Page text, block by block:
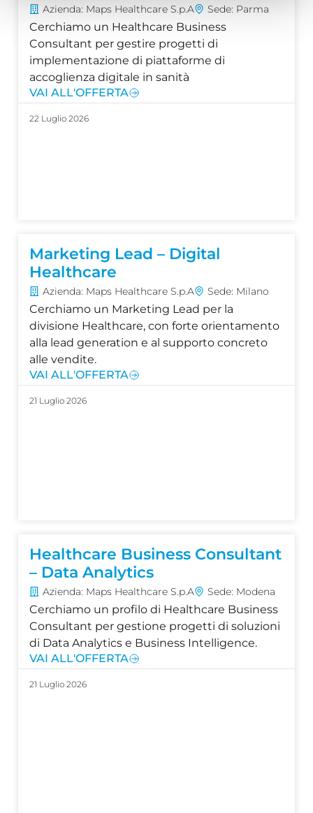
Azienda: Maps Healthcare S.p.A Sede: Parma
Cerchiamo un Healthcare Business
Consultant per gestire progetti di
implementazione di piattaforme di
accoglienza digitale in sanità
VAI ALL'OFFERTA
22 Luglio 2026
Marketing Lead – Digital
Healthcare
Azienda: Maps Healthcare S.p.A Sede: Milano
Cerchiamo un Marketing Lead per la
divisione Healthcare, con forte orientamento
alla lead generation e al supporto concreto
alle vendite.
VAI ALL'OFFERTA
21 Luglio 2026
Healthcare Business Consultant
– Data Analytics
Azienda: Maps Healthcare S.p.A Sede: Modena
Cerchiamo un profilo di Healthcare Business
Consultant per gestione progetti di soluzioni
di Data Analytics e Business Intelligence.
VAI ALL'OFFERTA
21 Luglio 2026